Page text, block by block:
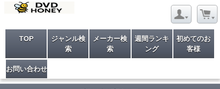
TOP
ジャンル検
索
メーカー検
索
週間ランキ
ング
初めてのお
客様
お問い合わせ